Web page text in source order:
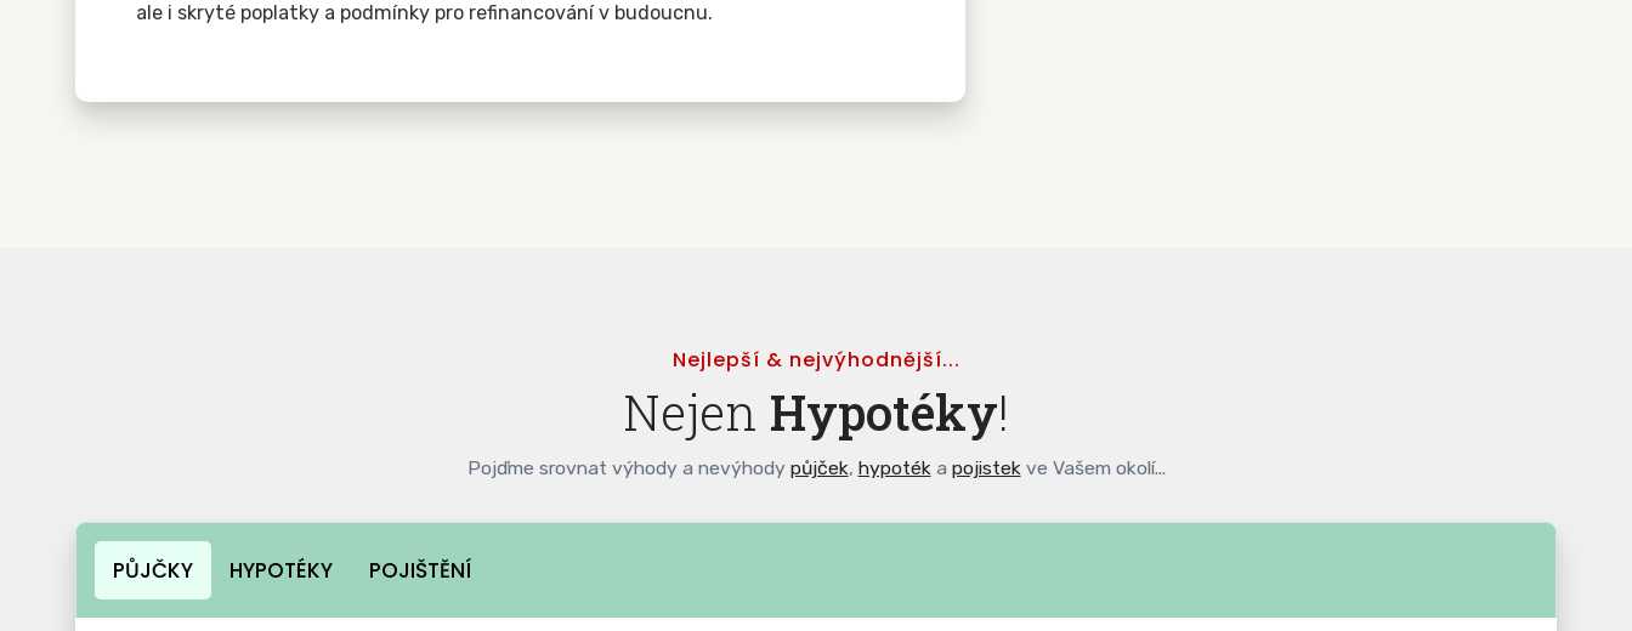
ale i skryté poplatky a podmínky pro refinancování v budoucnu.
Nejlepší & nejvýhodnější...
Nejen Hypotéky!
Pojďme srovnat výhody a nevýhody půjček, hypotéka pojistekve Vašem okolí...
PŮJČKY HYPOTÉKY POJIŠTĚNÍ